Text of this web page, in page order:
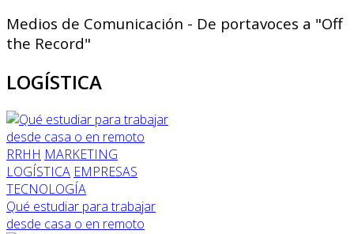
Medios de Comunicación - De portavoces a "Off
the Record"
LOGÍSTICA
RRHH MARKETING
LOGÍSTICA EMPRESAS
TECNOLOGÍA
Qué estudiar para trabajar
desde casa o en remoto